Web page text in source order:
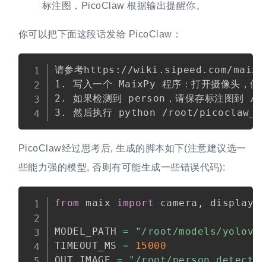
标注图，PicoClaw 根据输出提醒你。
你可以把下面这段话发给 PicoClaw：
请参考https://wiki.sipeed.com/
1. 写入一个 MaixPy 程序：打开摄像头，
2. 如果检测到 person，请保存标注图到 /
PicoClaw经过思考后, 生成的脚本如下(注意建议选一
些能力强的模型, 否则有可能生成一些错误代码):
from maix import camera , display
MODEL_PATH =
"/root/models/
TIMEOUT_MS =
15000